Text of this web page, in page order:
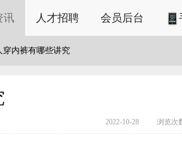
讯 人才招聘 会员后台
穿内裤有哪些讲究
2022-10-28 浏览次